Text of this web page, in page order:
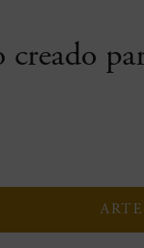
creado
ARTE